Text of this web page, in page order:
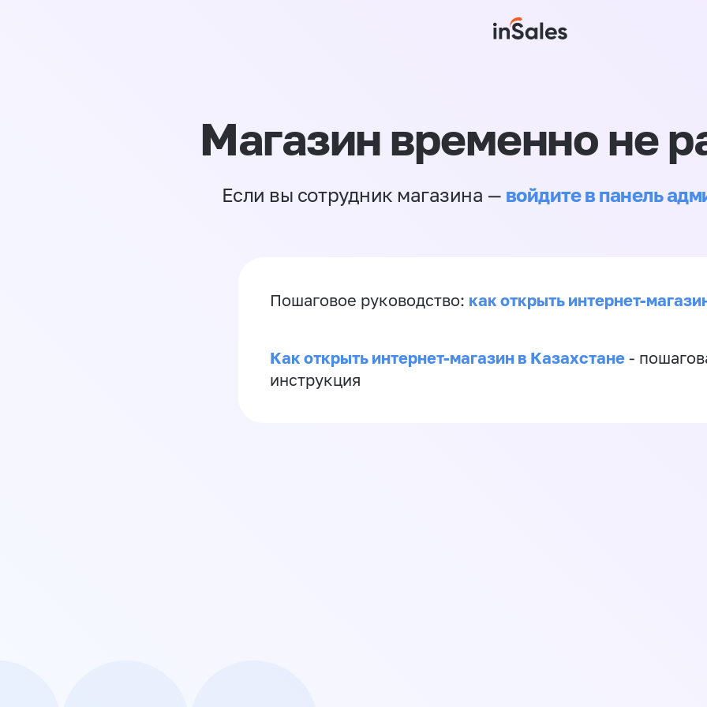
Магазин временно не
Если вы сотрудник магазина — войдите в панель
Пошаговое руководство: как открыть интернет-
Как открыть интернет-магазин в Казахстане -
инструкция